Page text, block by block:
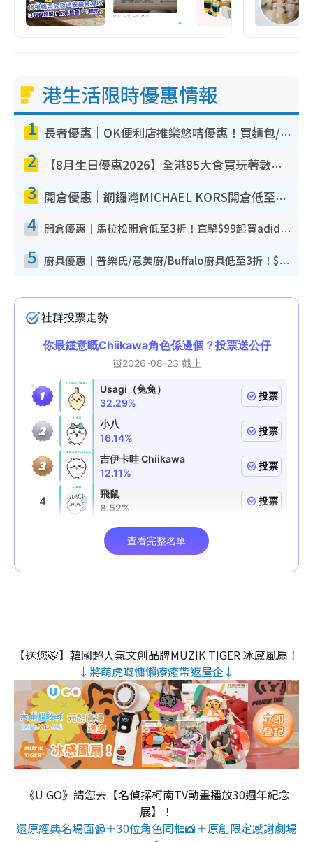
港生活限時優惠情報
1 長者優惠｜OK便利店推樂悠咭優惠！買麵包/牛奶/保健品拍卡即減
2 【8月生日優惠2026】全港85大食買玩著數攻略 自助餐/火鍋放題同行免費＋誠品/DONKI送現金券
3 開倉優惠｜銅鑼灣MICHAEL KORS開倉低至17折！直擊$500起買手袋/銀包/鞋款 必買經典Jet Set系列
4 開倉優惠｜馬拉松開倉低至3折！直擊$99起買adidas／New Balance／Puma鞋款 STANLEY保溫杯劈價至$119起
5 廚具優惠｜普樂氏/意美廚/Buffalo廚具低至3折！$89起買煎鍋／炒鑊／個人鍋 同場小家電激減至$99起
【送您🐯】韓國超人氣文創品牌MUZIK TIGER 冰感風扇！
↓將萌虎嘅慵懶療癒帶返屋企↓
《U GO》請您去【名偵探柯南TV動畫播放30週年紀念
展】！
還原經典名場面📹＋30位角色同框📸＋原創限定感謝劇場